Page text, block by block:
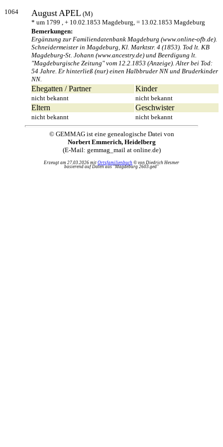
1064 AugustAPEL (M)
* um 1799 , + 10.02.1853 Magdeburg, = 13.02.1853 Magdeburg
Bemerkungen:
Ergänzung zur Familiendatenbank Magdeburg (www.online-ofb.de).
Schneidermeister in Magdeburg, Kl. Marktstr. 4 (1853). Tod lt. KB
Magdeburg-St. Johann (www.ancestry.de) und Beerdigung lt.
"Magdeburgische Zeitung" vom 12.2.1853 (Anzeige). Alter bei Tod:
54 Jahre. Er hinterließ (nur) einen Halbbruder NN und Bruderkinder
NN.
Ehegatten / Partner Kinder
nicht bekannt nicht bekannt
Eltern Geschwister
nicht bekannt nicht bekannt
© GEMMAG ist eine genealogische Datei von
Norbert Emmerich, Heidelberg
(E-Mail: gemmag_mail at online.de)
Erzeugt am 27.03.2026 mit Ortsfamilienbuch © von Diedrich Hesmer
basierend auf Daten aus "Magdeburg 2603.ged"